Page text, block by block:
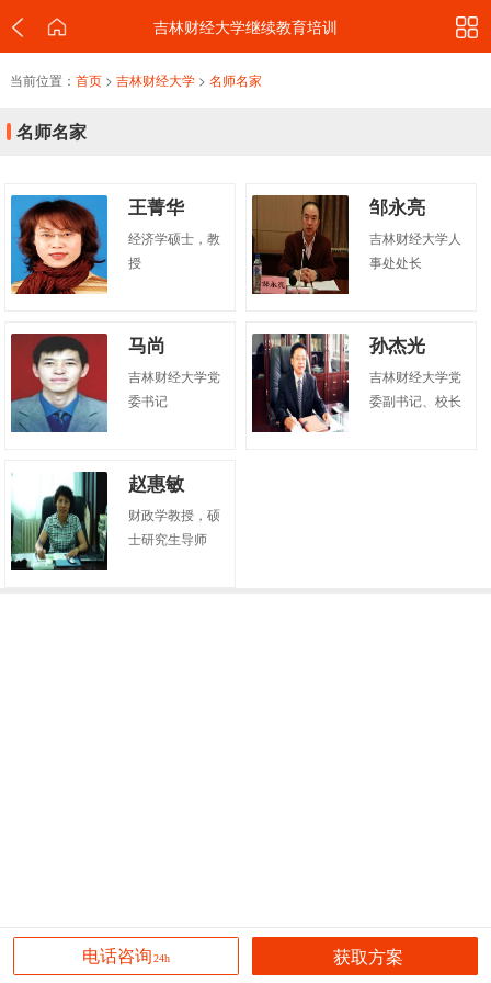
吉林财经大学继续教育培训
当前位置： 首页> 吉林财经大学> 名师名家
名师名家
王菁华
经济学硕士，教
授
邹永亮
吉林财经大学人
事处处长
马尚
吉林财经大学党
委书记
孙杰光
吉林财经大学党
委副书记、校长
赵惠敏
财政学教授，硕
士研究生导师
电话咨询 24h 获取方案